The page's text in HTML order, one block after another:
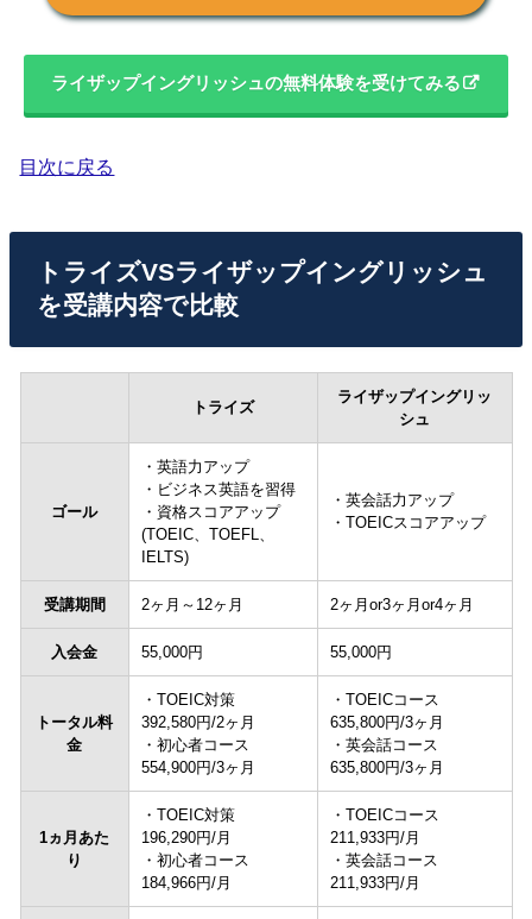
ライザップイングリッシュの無料体験を受けてみる
目次に戻る
トライズVSライザップイングリッシュ
を受講内容で比較
トライズ
ライザップイングリッ
シュ
ゴール
・英語力アップ
・ビジネス英語を習得
・資格スコアアップ
(TOEIC、TOEFL、
IELTS)
・英会話力アップ
・TOEICスコアアップ
受講期間 2ヶ月～12ヶ月 2ヶ月or3ヶ月or4ヶ月
入会金 55,000円 55,000円
トータル料
金
・TOEIC対策
392,580円/2ヶ月
・初心者コース
554,900円/3ヶ月
・TOEICコース
635,800円/3ヶ月
・英会話コース
635,800円/3ヶ月
1ヵ月あた
り
・TOEIC対策
196,290円/月
・初心者コース
184,966円/月
・TOEICコース
211,933円/月
・英会話コース
211,933円/月